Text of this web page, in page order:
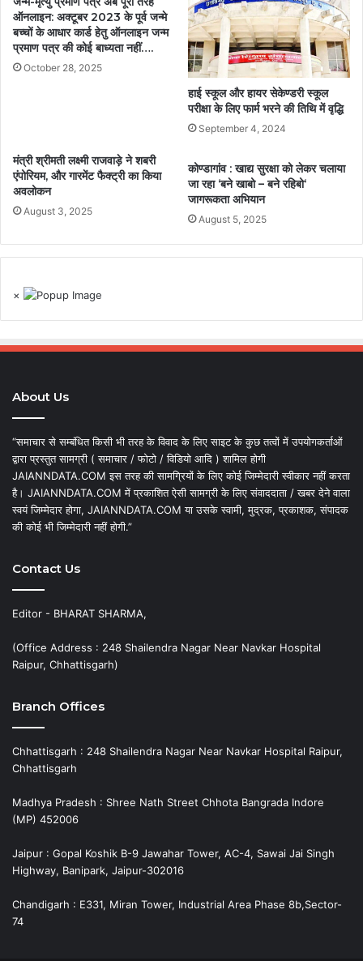
ऑनलाइन: अक्टूबर 2023 के पूर्व जन्मे
बच्चों के आधार कार्ड हेतु ऑनलाइन जन्म
प्रमाण पत्र की कोई बाध्यता नहीं….
October 28, 2025
हाई स्कूल और हायर सेकेण्डरी स्कूल
परीक्षा के लिए फार्म भरने की तिथि में वृद्धि
September 4, 2024
मंत्री श्रीमती लक्ष्मी राजवाड़े ने शबरी
एंपोरियम, और गारमेंट फैक्ट्री का किया
अवलोकन
August 3, 2025
कोण्डागांव : खाद्य सुरक्षा को लेकर चलाया
जा रहा ‘बने खाबो – बने रहिबो‘
जागरूकता अभियान
August 5, 2025
×
About Us
“समाचार से सम्बंधित किसी भी तरह के विवाद के लिए साइट के कुछ तत्वों में उपयोगकर्ताओं
द्वारा प्रस्तुत सामग्री ( समाचार / फोटो / विडियो आदि ) शामिल होगी
JAIANNDATA.COM इस तरह की सामग्रियों के लिए कोई जिम्मेदारी स्वीकार नहीं करता
है। JAIANNDATA.COM में प्रकाशित ऐसी सामग्री के लिए संवाददाता / खबर देने वाला
स्वयं जिम्मेदार होगा, JAIANNDATA.COM या उसके स्वामी, मुद्रक, प्रकाशक, संपादक
की कोई भी जिम्मेदारी नहीं होगी.”
Contact Us
Editor - BHARAT SHARMA,
(Office Address : 248 Shailendra Nagar Near Navkar Hospital
Raipur, Chhattisgarh)
Branch Offices
Chhattisgarh : 248 Shailendra Nagar Near Navkar Hospital Raipur,
Chhattisgarh
Madhya Pradesh : Shree Nath Street Chhota Bangrada Indore
(MP) 452006
Jaipur : Gopal Koshik B-9 Jawahar Tower, AC-4, Sawai Jai Singh
Highway, Banipark, Jaipur-302016
Chandigarh : E331, Miran Tower, Industrial Area Phase 8b,Sector-
74